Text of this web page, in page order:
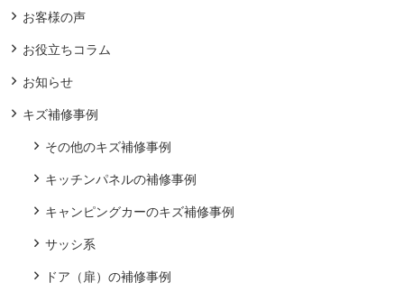
お客様の声
お役立ちコラム
お知らせ
キズ補修事例
その他のキズ補修事例
キッチンパネルの補修事例
キャンピングカーのキズ補修事例
サッシ系
ドア（扉）の補修事例